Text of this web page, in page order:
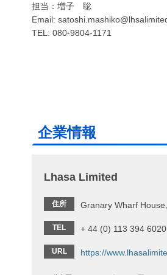
担当：増子 聡
Email:
TEL: 080-9804-1171
企業情報
Lhasa Limited
住所 Granary Wharf
TEL + 44 (0) 113 394 6020
URL https://